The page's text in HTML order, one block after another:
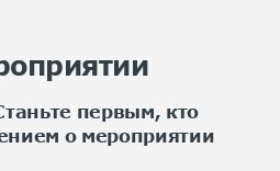
первым, кто
о мероприятии